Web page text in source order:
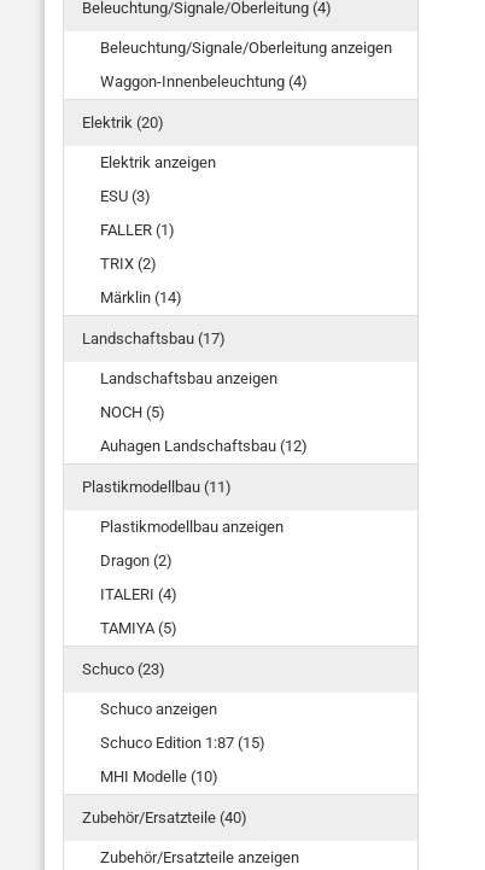
Beleuchtung/Signale/Oberleitung (4)
Beleuchtung/Signale/Oberleitung anzeigen
Waggon-Innenbeleuchtung (4)
Elektrik (20)
Elektrik anzeigen
ESU (3)
FALLER (1)
TRIX (2)
Märklin (14)
Landschaftsbau (17)
Landschaftsbau anzeigen
NOCH (5)
Auhagen Landschaftsbau (12)
Plastikmodellbau (11)
Plastikmodellbau anzeigen
Dragon (2)
ITALERI (4)
TAMIYA (5)
Schuco (23)
Schuco anzeigen
Schuco Edition 1:87 (15)
MHI Modelle (10)
Zubehör/Ersatzteile (40)
Zubehör/Ersatzteile anzeigen